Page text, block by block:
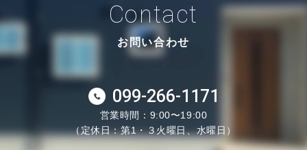
Contact
お問い合わせ
099-266-1171
営業時間：9:00〜19:00
（定休日：第1・３火曜日、水曜日）